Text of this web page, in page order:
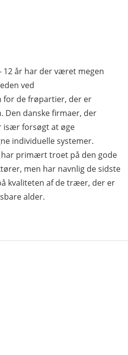
12 år har der været megen
ved
for de frøpartier, der er
Den danske firmaer, der
især forsøgt at øge
individuelle systemer.
primært troet på den gode
men har navnlig de sidste
kvaliteten af de træer, der er
alder.